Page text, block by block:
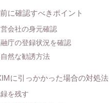
に確認すべきポイント
会社の身元確認
庁の登録状況を確認
然な勧誘方法
に引っかかった場合の対処法
を残す